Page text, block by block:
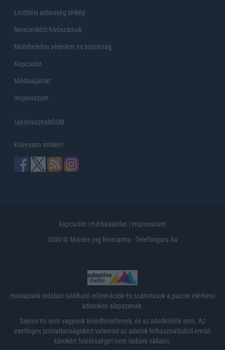
Letöltési sebesség térkép
Nemzetközi hívószámok
Mobiltelefon védelem és biztonság
Kapcsolat
Médiaajánlat
Impresszum
UjesHasznaltGSM
Kövessen minket!
kapcsolat | médiaajánlat | impresszum
2000 © Minden jog fenntartva - Telefonguru.hu
Honlapunk oldalain található információk és számítások a piacon elérhető
adatokon alapszanak.
Sajnos mi sem vagyunk tévedhetetlenek, és az adatközlők sem. Az
esetleges pontatlanságokért valamint az adatok felhasználásból eredő
károkért felelősséget nem tudunk vállalni.